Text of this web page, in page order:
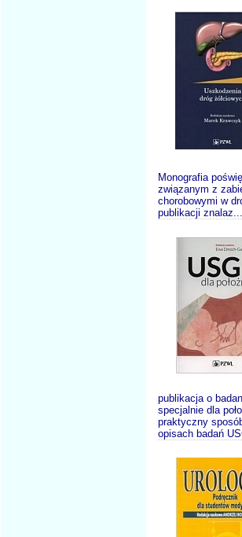
Monografia
związanym z
chorobowymi w
publikacji znalaz...
publikacja o
specjalnie dla
praktyczny
opisach badań